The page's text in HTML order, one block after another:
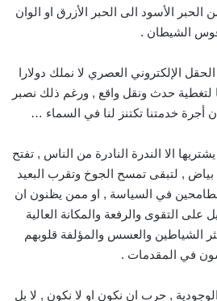
الأسود الى الحبر الأزرق او الوان
الشيطان .
الإلكتروني العصري لا نملك دولارا
لتغطية حدث ونقل واقع , ورغم ذلك نصبر
أجرة خدمتنا تكتنز لنا في السماء …
الا الندرة النادرة من الناس , تفتح
, لتبقى تمسح الجوخ وتقرب البعيد
الطامحين في السياسة , او ممن يظنون ان
التقوى والرفعة والمكانة العالية
الشياطين والعسس والمؤلفة قلوبهم
في المقدمات .
, حرب ان نكون او لا نكون , لا بل